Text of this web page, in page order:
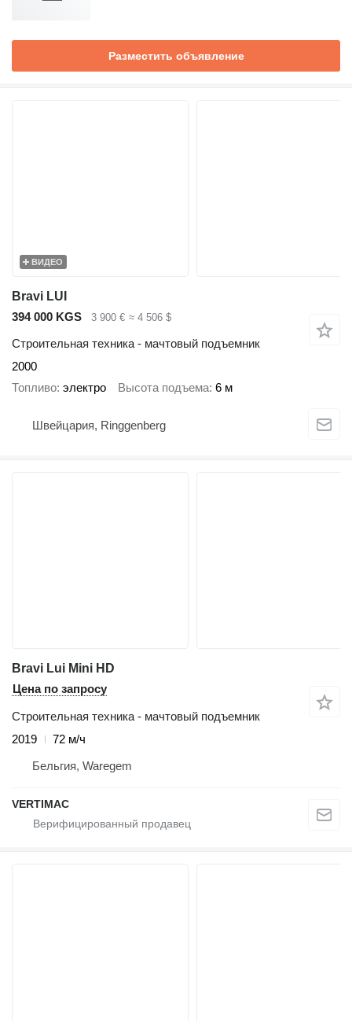
Разместить объявление
ВИДЕО
Bravi LUI
394 000 KGS
3 900 € ≈ 4 506 $
Строительная техника - мачтовый подъемник
2000
Топливо электро Высота подъема 6 м
Швейцария, Ringgenberg
Bravi Lui Mini HD
Цена по запросу
Строительная техника - мачтовый подъемник
2019
72 м/ч
Бельгия, Waregem
VERTIMAC